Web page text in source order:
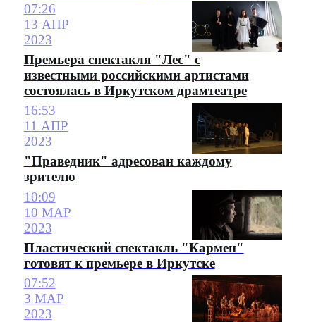
07:26
13 АПР
2023
Премьера спектакля "Лес" с
известными российскими артистами
состоялась в Иркутском драмтеатре
16:53
11 АПР
2023
"Праведник" адресован каждому
зрителю
10:09
10 МАР
2023
Пластический спектакль "Кармен"
готовят к премьере в Иркутске
07:52
3 МАР
2023